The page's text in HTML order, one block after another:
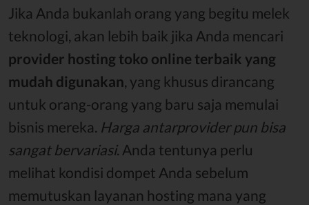
Jika Anda bukanlah orang yang begitu melek
teknologi, akan lebih baik jika Anda mencari
provider hosting toko online terbaik yang
mudah digunakan, yang khusus dirancang
untuk orang-orang yang baru saja memulai
bisnis mereka. Harga antarprovider pun bisa
sangat bervariasi. Anda tentunya perlu
melihat kondisi dompet Anda sebelum
memutuskan layanan hosting mana yang